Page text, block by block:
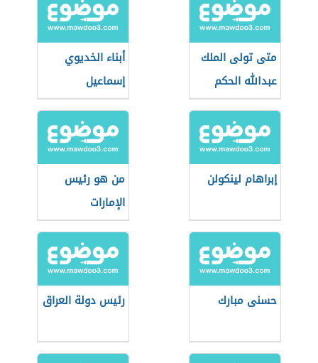
متى تولى الملك
عبدالله الحكم
أبناء الخديوي
إسماعيل
إبراهام لينكولن
من هو رئيس
الإمارات
حسنى مبارك رئيس دولة العراق